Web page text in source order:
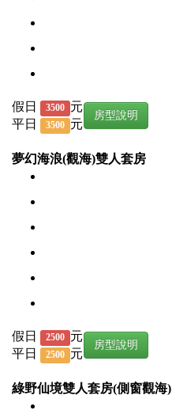
假日 3500 元
平日
3500 元
房型說明
夢幻海浪(觀海)雙人套房
假日 2500 元
平日
2500 元
房型說明
綠野仙境雙人套房(側窗觀海)